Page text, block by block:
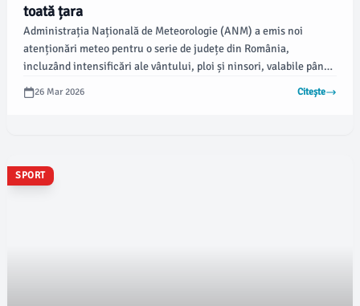
toată țara
Administrația Națională de Meteorologie (ANM) a emis noi
atenționări meteo pentru o serie de județe din România,
incluzând intensificări ale vântului, ploi și ninsori, valabile până
luni dimineața. Potrivit ANM, începând de joi, 26 martie, vântul
va atinge viteze de până la 100 km/h în zone montane.
26 Mar 2026 Citește
SPORT